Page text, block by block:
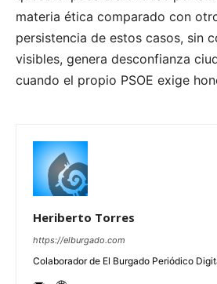
materia ética comparado con
persistencia de estos casos, sin
visibles, genera desconfianza
cuando el propio PSOE exige
Heriberto Torres
https://elburgado.com
Colaborador de El Burgado Periódico